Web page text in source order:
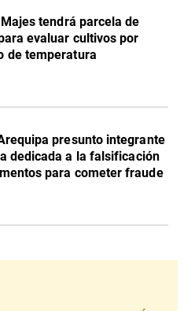
Majes tendrá parcela de
evaluar cultivos por
de temperatura
presunto integrante
dedicada a la falsificación
para cometer fraude